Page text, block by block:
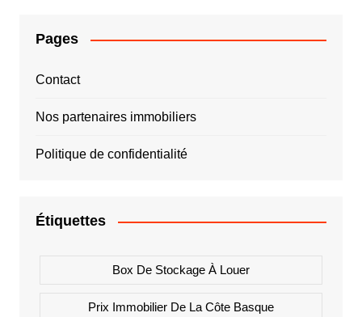
Pages
Contact
Nos partenaires immobiliers
Politique de confidentialité
Étiquettes
Box De Stockage À Louer
Prix Immobilier De La Côte Basque